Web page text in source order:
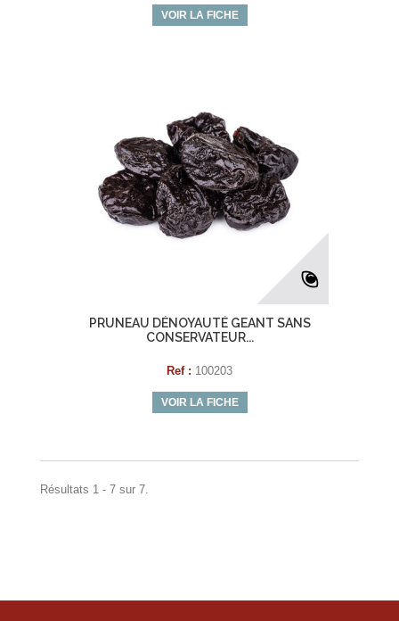
VOIR LA FICHE
PRUNEAU DÉNOYAUTÉ GEANT SANS
CONSERVATEUR...
Ref : 100203
VOIR LA FICHE
Résultats 1 - 7 sur 7.